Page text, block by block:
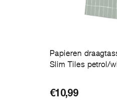
Papieren
Slim Tiles petrol/
€10,99